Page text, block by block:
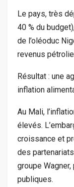
Le pays, très
40 % du
de l’oléoduc
revenus
Résultat : une
inflation
Au Mali,
élevés.
croissance et
des
groupe
publiques.